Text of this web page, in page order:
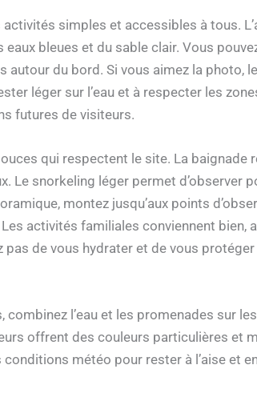
simples et accessibles à tous.
bleues et du sable clair. Vous
du bord. Si vous aimez la photo,
léger sur l’eau et à respecter les
futures de visiteurs.
qui respectent le site. La baignade
Le snorkeling léger permet d’observer
montez jusqu’aux points
Les activités familiales conviennent bien,
pas de vous hydrater et de vous
l’eau et les promenades sur
offrent des couleurs particulières et
météo pour rester à l’aise et